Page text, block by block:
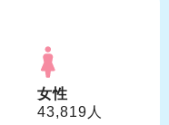
女性
43,819人